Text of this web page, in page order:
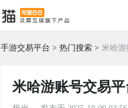
手游交易平台 热门搜索 米哈游
米哈游账号交易